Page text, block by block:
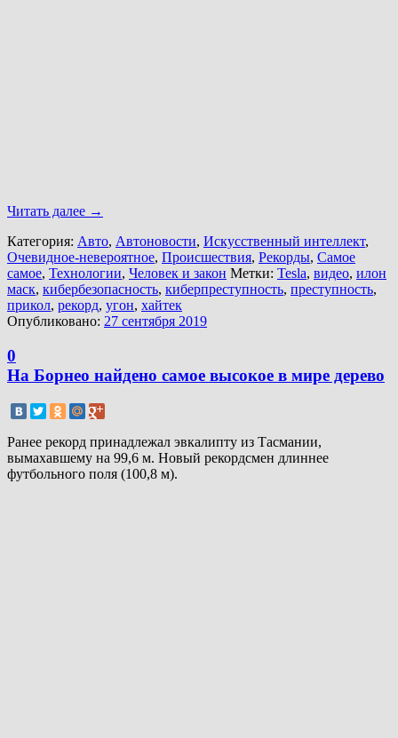
Читать далее →
Категория: Авто, Автоновости, Искусственный интеллект,
Очевидное-невероятное, Происшествия, Рекорды, Самое
самое, Технологии, Человек и закон Метки: Tesla, видео, илон
маск, кибербезопасность, киберпреступность, преступность,
прикол, рекорд, угон, хайтек
Опубликовано: 27 сентября 2019
0
На Борнео найдено самое высокое в мире дерево
Ранее рекорд принадлежал эвкалипту из Тасмании,
вымахавшему на 99,6 м. Новый рекордсмен длиннее
футбольного поля (100,8 м).